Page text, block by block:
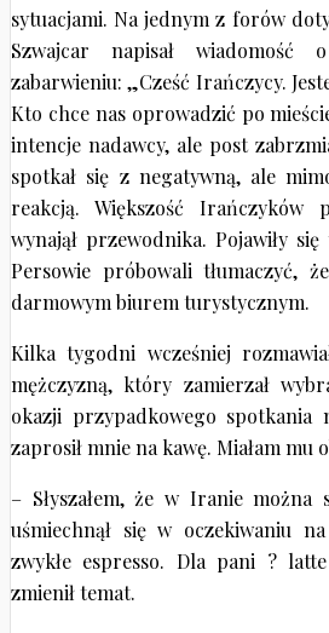
sytuacjami. Na jednym z forów
Szwajcar napisał wiadomość
zabarwieniu: „Cześć Irańczycy.
Kto chce nas oprowadzić po
intencje nadawcy, ale post
spotkał się z negatywną, ale
reakcją. Większość Irańczyków
wynajął przewodnika. Pojawiły
Persowie próbowali tłumaczyć,
darmowym biurem turystycznym.
Kilka tygodni wcześniej
mężczyzną, który zamierzał
okazji przypadkowego spotkania
zaprosił mnie na kawę. Miałam mu
– Słyszałem, że w Iranie
uśmiechnął się w oczekiwaniu
zwykłe espresso. Dla pani ?
zmienił temat.